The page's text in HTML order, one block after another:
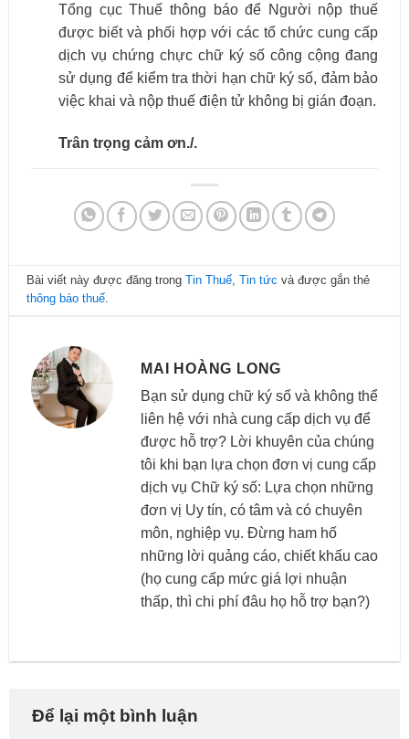
Tổng cục Thuế thông báo để Người nộp thuế
được biết và phối hợp với các tổ chức cung cấp
dịch vụ chứng chực chữ ký số công cộng đang
sử dụng để kiểm tra thời hạn chữ ký số, đảm bảo
việc khai và nộp thuế điện tử không bị gián đoạn.
Trân trọng cảm ơn./.
Bài viết này được đăng trongTin Thuế,Tin tức và được gắn thẻ
thông báo thuế.
MAI HOÀNG LONG
Bạn sử dụng chữ ký số và không thể
liên hệ với nhà cung cấp dịch vụ để
được hỗ trợ? Lời khuyên của chúng
tôi khi bạn lựa chọn đơn vị cung cấp
dịch vụ Chữ ký số: Lựa chọn những
đơn vị Uy tín, có tâm và có chuyên
môn, nghiệp vụ. Đừng ham hố
những lời quảng cáo, chiết khấu cao
(họ cung cấp mức giá lợi nhuận
thấp, thì chi phí đâu họ hỗ trợ bạn?)
Để lại một bình luận